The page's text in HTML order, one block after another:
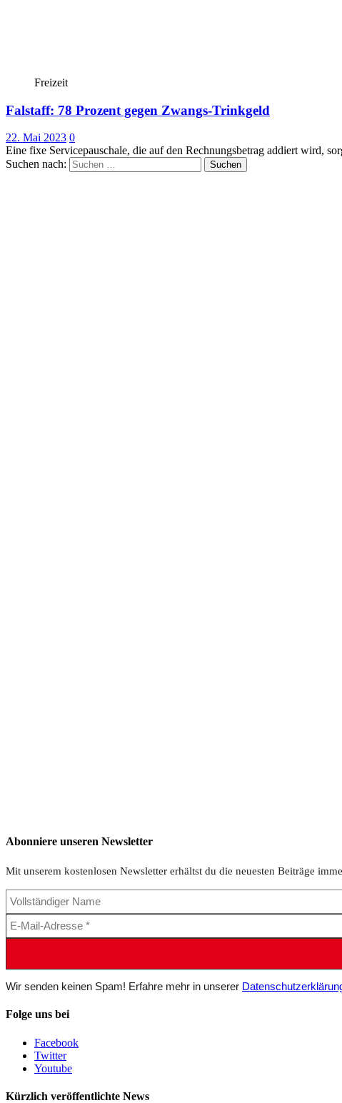
Freizeit
Falstaff: 78 Prozent gegen Zwangs-Trinkgeld
22. Mai 2023 0
Eine fixe Servicepauschale, die auf den Rechnungsbetrag addiert wird,
Suchen nach:
Abonniere unseren Newsletter
Mit unserem kostenlosen Newsletter erhältst du die neuesten Beiträge
Wir senden keinen Spam! Erfahre mehr in unserer
Folge uns bei
Facebook
Twitter
Youtube
Kürzlich veröffentlichte News